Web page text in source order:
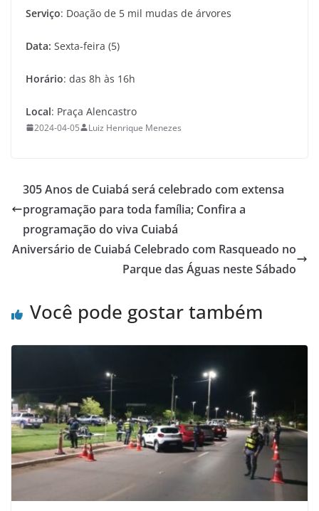
Serviço: Doação de 5 mil mudas de árvores
Data: Sexta-feira (5)
Horário: das 8h às 16h
Local: Praça Alencastro
2024-04-05 Luiz Henrique Menezes
305 Anos de Cuiabá será celebrado com extensa
programação para toda família; Confira a
programação do viva Cuiabá
Aniversário de Cuiabá Celebrado com Rasqueado no
Parque das Águas neste Sábado
Você pode gostar também